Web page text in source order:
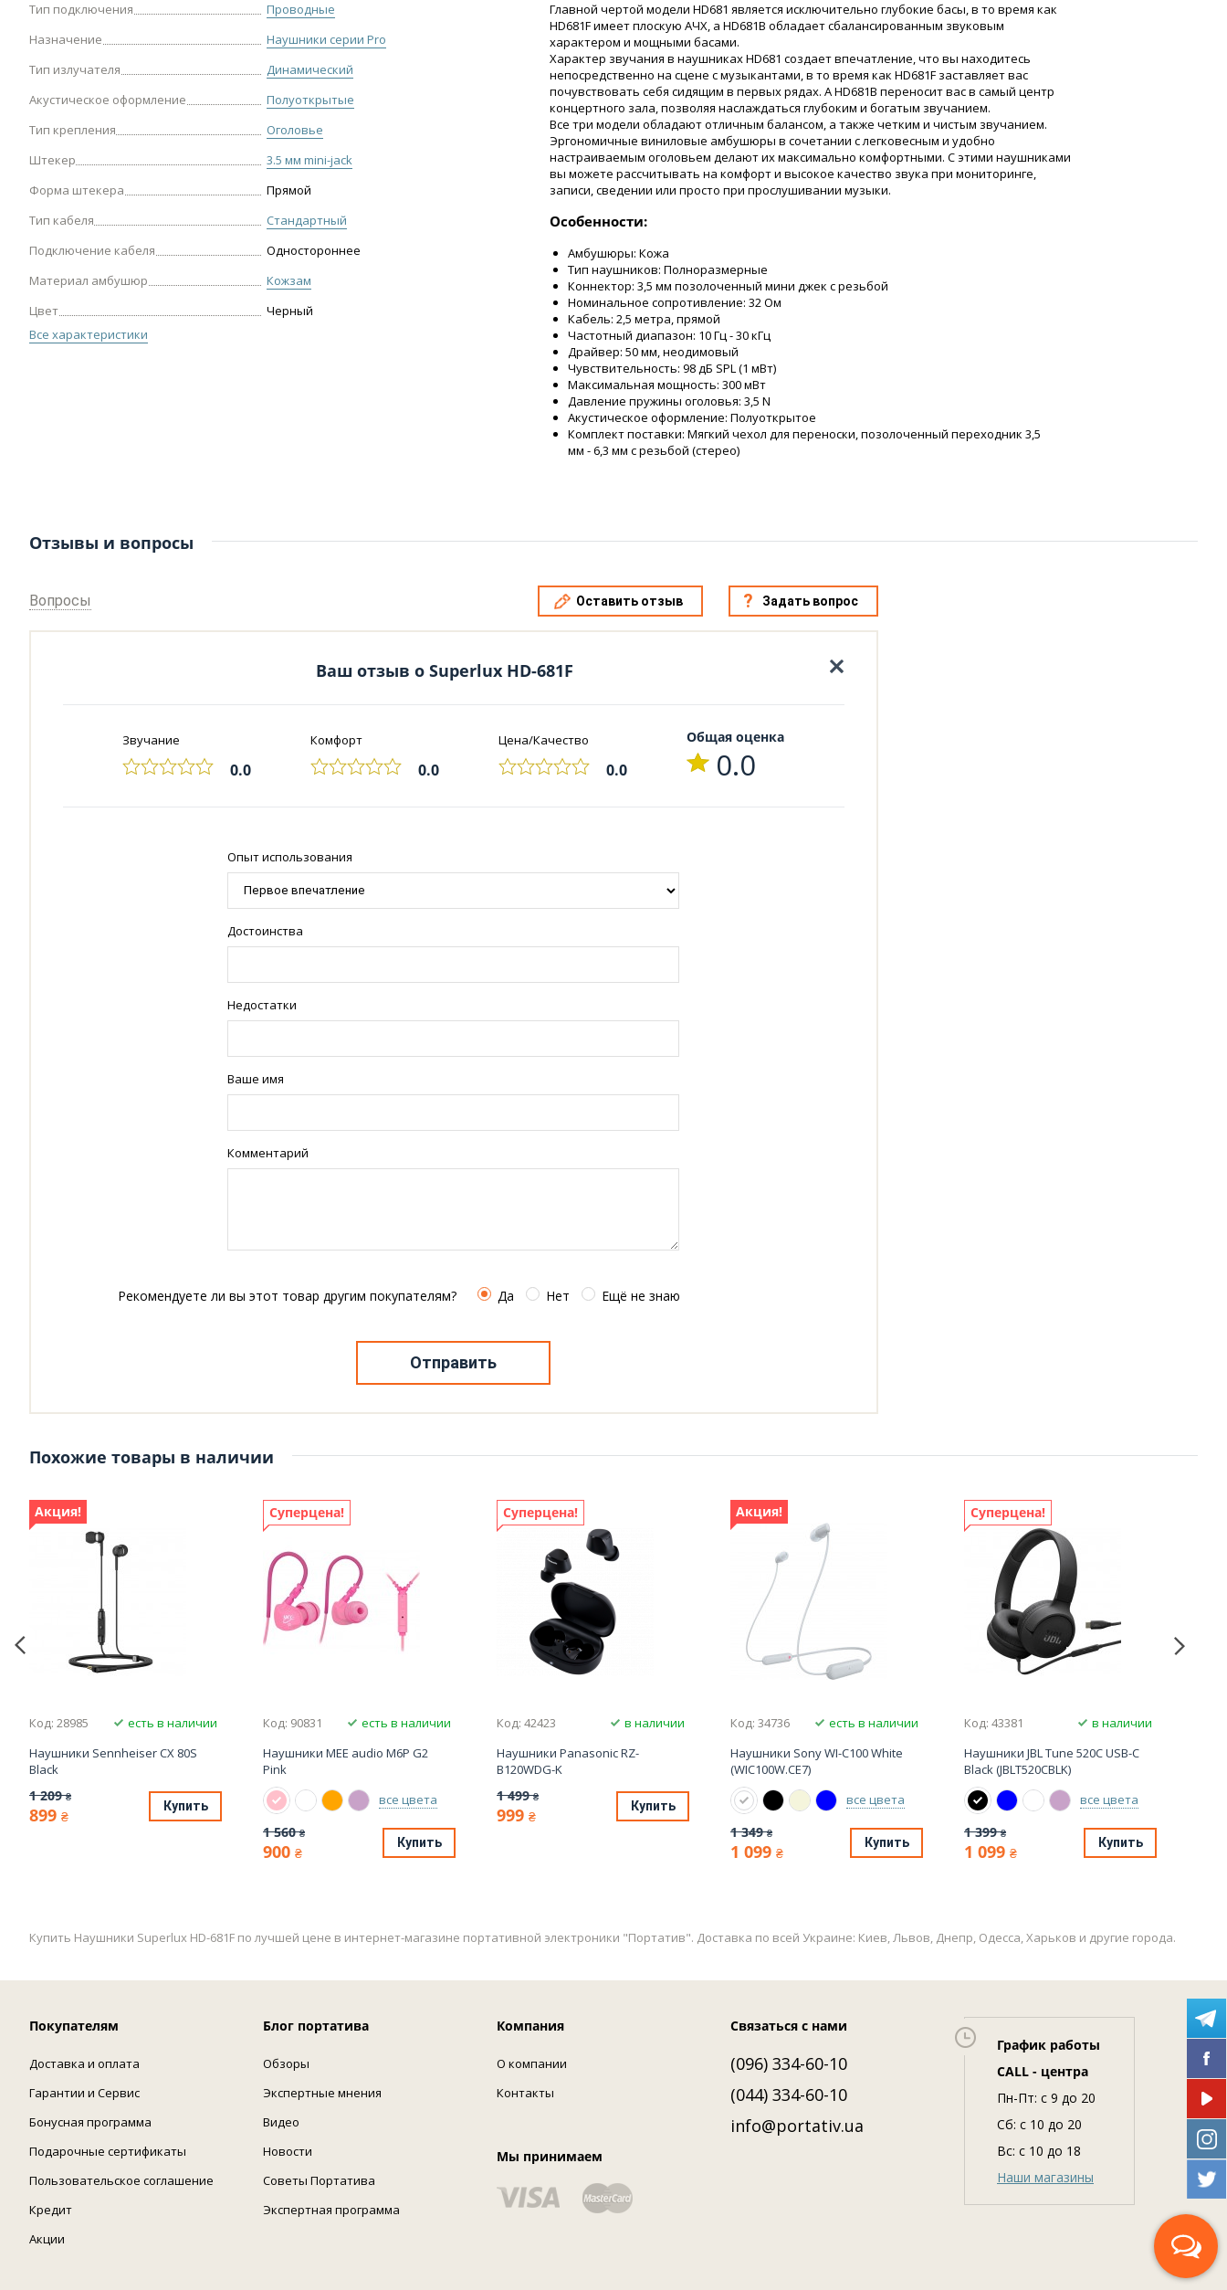
Тип подключения
Проводные
Назначение
Наушники серии Pro
Тип излучателя
Динамический
Акустическое оформление
Полуоткрытые
Тип крепления
Оголовье
Штекер
3.5 мм mini-jack
Форма штекера
Прямой
Тип кабеля
Стандартный
Подключение кабеля
Одностороннее
Материал амбушюр
Кожзам
Цвет
Черный
Все характеристики
Главной чертой модели HD681 является исключительно глубокие басы, в то время как
HD681F имеет плоскую АЧХ, а HD681B обладает сбалансированным звуковым
характером и мощными басами.
Характер звучания в наушниках HD681 создает впечатление, что вы находитесь
непосредственно на сцене с музыкантами, в то время как HD681F заставляет вас
почувствовать себя сидящим в первых рядах. А HD681B переносит вас в самый центр
концертного зала, позволяя наслаждаться глубоким и богатым звучанием.
Все три модели обладают отличным балансом, а также четким и чистым звучанием.
Эргономичные виниловые амбушюры в сочетании с легковесным и удобно
настраиваемым оголовьем делают их максимально комфортными. С этими наушниками
вы можете рассчитывать на комфорт и высокое качество звука при мониторинге,
записи, сведении или просто при прослушивании музыки.
Особенности:
Амбушюры: Кожа
Тип наушников: Полноразмерные
Коннектор: 3,5 мм позолоченный мини джек с резьбой
Номинальное сопротивление: 32 Ом
Кабель: 2,5 метра, прямой
Частотный диапазон: 10 Гц - 30 кГц
Драйвер: 50 мм, неодимовый
Чувствительность: 98 дБ SPL (1 мВт)
Максимальная мощность: 300 мВт
Давление пружины оголовья: 3,5 N
Акустическое оформление: Полуоткрытое
Комплект поставки: Мягкий чехол для переноски, позолоченный переходник 3,5
мм - 6,3 мм с резьбой (стерео)
Отзывы и вопросы
Вопросы Оставить отзыв Задать вопрос
Ваш отзыв о Superlux HD-681F
Звучание
0.0
Комфорт
0.0
Цена/Качество
0.0
Общая оценка
0.0
Опыт использования
Достоинства
Недостатки
Ваше имя
Комментарий
Рекомендуете ли вы этот товар другим покупателям? Да Нет Ещё не знаю
Отправить
Похожие товары в наличии
Акция!
Код: 28985
есть в наличии
Наушники Sennheiser CX 80S
Black
1 209 ₴
899 ₴
Купить
Суперцена!
Код: 90831
есть в наличии
Наушники MEE audio M6P G2
Pink
все цвета
1 560 ₴
900 ₴
Купить
Суперцена!
Код: 42423
в наличии
Наушники Panasonic RZ-
B120WDG-K
1 499 ₴
999 ₴
Купить
Акция!
Код: 34736
есть в наличии
Наушники Sony WI-C100 White
(WIC100W.CE7)
все цвета
1 349 ₴
1 099 ₴
Купить
Суперцена!
Код: 43381
в наличии
Наушники JBL Tune 520C USB-C
Black (JBLT520CBLK)
все цвета
1 399 ₴
1 099 ₴
Купить
Купить Наушники Superlux HD-681F по лучшей цене в интернет-магазине портативной электроники "Портатив". Доставка по всей Украине: Киев, Львов, Днепр, Одесса, Харьков и другие города.
Покупателям
Доставка и оплата
Гарантии и Сервис
Бонусная программа
Подарочные сертификаты
Пользовательское соглашение
Кредит
Акции
Блог портатива
Обзоры
Экспертные мнения
Видео
Новости
Советы Портатива
Экспертная программа
Компания
О компании
Контакты
Мы принимаем
Связаться с нами
(096) 334-60-10
(044) 334-60-10
info@portativ.ua
График работы
CALL - центра
Пн-Пт: c 9 до 20
Сб: с 10 до 20
Вс: с 10 до 18
Наши магазины